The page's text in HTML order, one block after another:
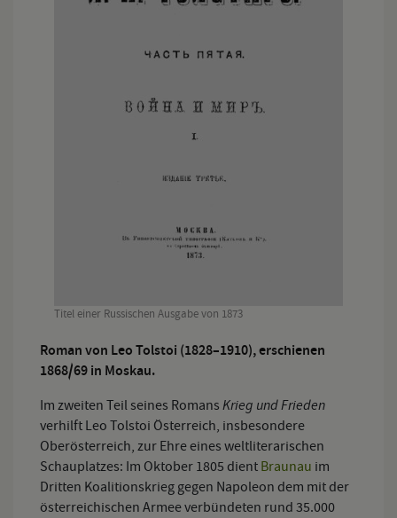
Titel einer Russischen Ausgabe von 1873
Roman von Leo Tolstoi (1828–1910), erschienen
1868/69 in Moskau.
Im zweiten Teil seines Romans Krieg und Frieden
verhilft Leo Tolstoi Österreich, insbesondere
Oberösterreich, zur Ehre eines weltliterarischen
Schauplatzes: Im Oktober 1805 dient Braunau im
Dritten Koalitionskrieg gegen Napoleon dem mit der
österreichischen Armee verbündeten rund 35.000